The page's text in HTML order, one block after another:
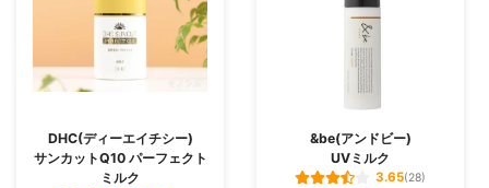
DHC(ディーエイチシー)
サンカットQ10 パーフェクト
ミルク
&be(アンドビー)
UVミルク
3.65(28)